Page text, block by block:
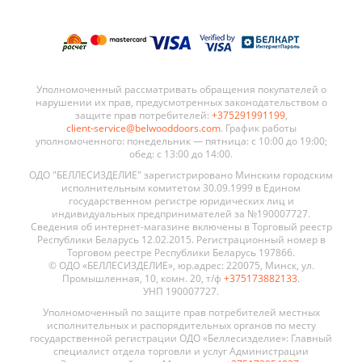
Уполномоченный рассматривать обращения покупателей о
нарушении их прав, предусмотренных законодательством о
защите прав потребителей: +375291991199,
client-service@belwooddoors.com. График работы
уполномоченного: понедельник — пятница: с 10:00 до 19:00;
обед: с 13:00 до 14:00.
ОДО "БЕЛЛЕСИЗДЕЛИЕ" зарегистрировано Минским городским
исполнительным комитетом 30.09.1999 в Едином
государственном регистре юридических лиц и
индивидуальных предпринимателей за №190007727.
Сведения об интернет-магазине включены в Торговый реестр
Республики Беларусь 12.02.2015. Регистрационный номер в
Торговом реестре Республики Беларусь 197866.
© ОДО «БЕЛЛЕСИЗДЕЛИЕ», юр.адрес: 220075, Минск, ул.
Промышленная, 10, комн. 20, т/ф +375173882133.
УНП 190007727.
Уполномоченный по защите прав потребителей местных
исполнительных и распорядительных органов по месту
государственной регистрации ОДО «Беллесизделие»: Главный
специалист отдела торговли и услуг Администрации